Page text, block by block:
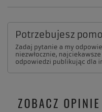
Potrzebujesz
Zadaj pytanie a my
niezwłocznie,
odpowiedzi publikując dla
ZOBACZ